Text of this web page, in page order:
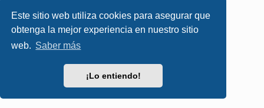
Este sitio web utiliza cookies para asegurar que
obtenga la mejor experiencia en nuestro sitio
web. Saber más
¡Lo entiendo!